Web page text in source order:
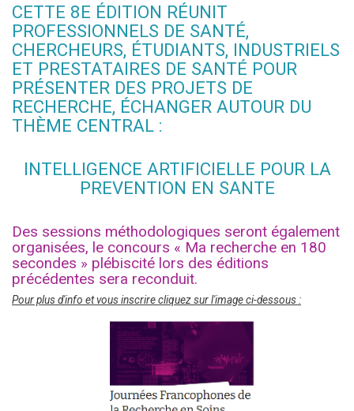
CETTE 8E ÉDITION RÉUNIT
PROFESSIONNELS DE SANTÉ,
CHERCHEURS, ÉTUDIANTS, INDUSTRIELS
ET PRESTATAIRES DE SANTÉ POUR
PRÉSENTER DES PROJETS DE
RECHERCHE, ÉCHANGER AUTOUR DU
THÈME CENTRAL :
INTELLIGENCE ARTIFICIELLE POUR LA
PREVENTION EN SANTE
Des sessions méthodologiques seront également
organisées, le concours « Ma recherche en 180
secondes » plébiscité lors des éditions
précédentes sera reconduit.
Pour plus d'info et vous inscrire cliquez sur l'image ci-dessous :